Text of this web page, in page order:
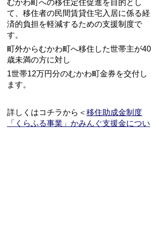
むかわ町への移住定住促進を目的とし
て、移住者の民間賃貸住宅入居に係る経
済的負担を軽減するための支援制度で
す。
町外からむかわ町へ移住した世帯主が40
歳未満の方に対し
1世帯12万円分のむかわ町金券を交付し
ます。
詳しくはコチラから＜ 移住助成金制度
「くらふる事業」かみんぐ支援金につい